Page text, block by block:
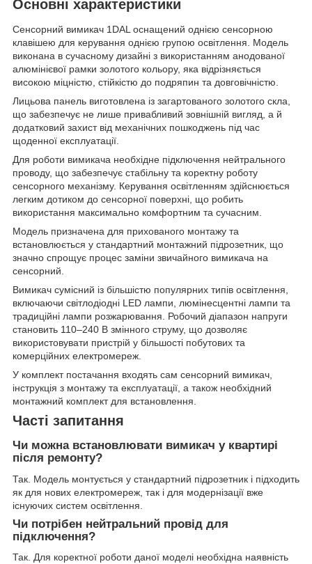
Основні характеристики
Сенсорний вимикач 1DAL оснащений однією сенсорною
клавішею для керування однією групою освітлення. Модель
виконана в сучасному дизайні з використанням анодованої
алюмінієвої рамки золотого кольору, яка відрізняється
високою міцністю, стійкістю до подряпин та довговічністю.
Лицьова панель виготовлена із загартованого золотого скла,
що забезпечує не лише привабливий зовнішній вигляд, а й
додатковий захист від механічних пошкоджень під час
щоденної експлуатації.
Для роботи вимикача необхідне підключення нейтрального
проводу, що забезпечує стабільну та коректну роботу
сенсорного механізму. Керування освітленням здійснюється
легким дотиком до сенсорної поверхні, що робить
використання максимально комфортним та сучасним.
Модель призначена для прихованого монтажу та
встановлюється у стандартний монтажний підрозетник, що
значно спрощує процес заміни звичайного вимикача на
сенсорний.
Вимикач сумісний із більшістю популярних типів освітлення,
включаючи світлодіодні LED лампи, люмінесцентні лампи та
традиційні лампи розжарювання. Робочий діапазон напруги
становить 110–240 В змінного струму, що дозволяє
використовувати пристрій у більшості побутових та
комерційних електромереж.
У комплект постачання входять сам сенсорний вимикач,
інструкція з монтажу та експлуатації, а також необхідний
монтажний комплект для встановлення.
Часті запитання
Чи можна встановлювати вимикач у квартирі
після ремонту?
Так. Модель монтується у стандартний підрозетник і підходить
як для нових електромереж, так і для модернізації вже
існуючих систем освітлення.
Чи потрібен нейтральний провід для
підключення?
Так. Для коректної роботи даної моделі необхідна наявність